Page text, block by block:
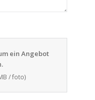
um ein Angebot
/ foto)